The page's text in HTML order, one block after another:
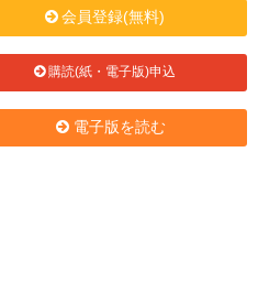
会員登録(無料)
購読(紙・電子版)申込
電子版を読む